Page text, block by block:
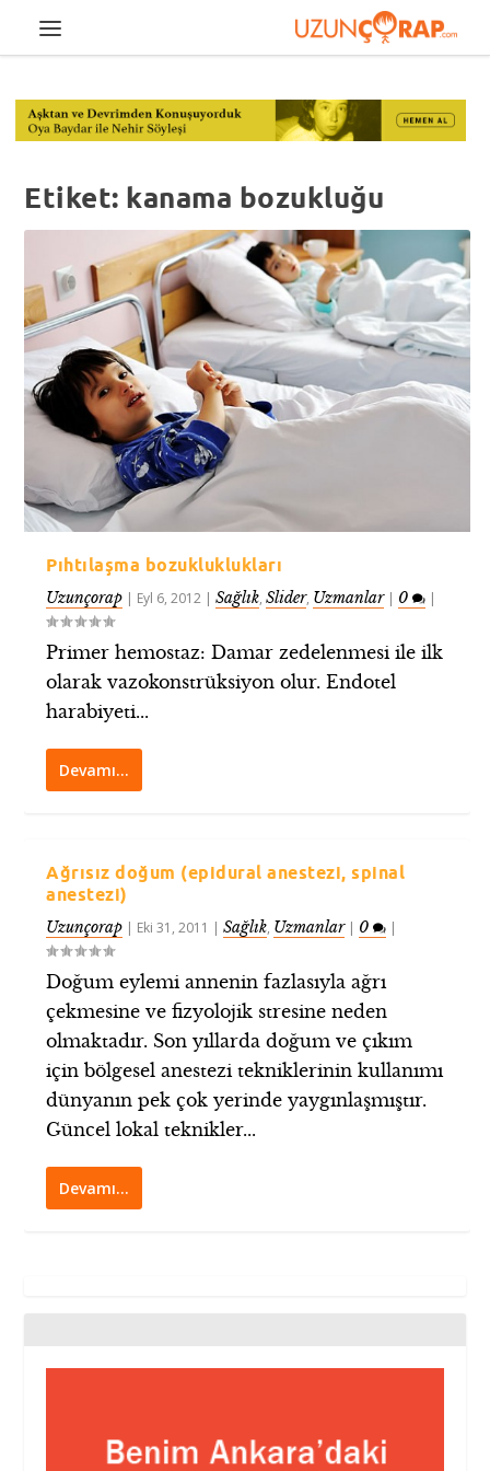
Etiket: kanama bozukluğu
Pıhtılaşma bozukluklukları
Uzunçorap | Eyl 6, 2012 |Sağlık,Slider, Uzmanlar| 0 |
Primer hemostaz: Damar zedelenmesi ile ilk
olarak vazokonstrüksiyon olur. Endotel
harabiyeti...
Devamı…
Ağrısız doğum (epidural anestezi, spinal
anestezi)
Uzunçorap | Eki 31, 2011 |Sağlık, Uzmanlar| 0 |
Doğum eylemi annenin fazlasıyla ağrı
çekmesine ve fizyolojik stresine neden
olmaktadır. Son yıllarda doğum ve çıkım
için bölgesel anestezi tekniklerinin kullanımı
dünyanın pek çok yerinde yaygınlaşmıştır.
Güncel lokal teknikler...
Devamı…